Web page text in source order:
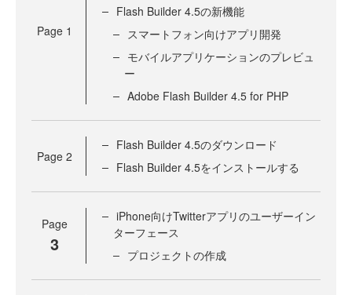
Page 1
Flash Builder 4.5の新機能
スマートフォン向けアプリ開発
モバイルアプリケーションのプレビュ
ー
Adobe Flash Builder 4.5 for PHP
Page 2
Flash Builder 4.5のダウンロード
Flash Builder 4.5をインストールする
Page
3
iPhone向けTwitterアプリのユーザーイン
ターフェース
プロジェクトの作成